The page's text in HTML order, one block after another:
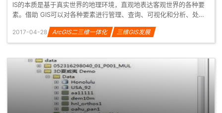
IS的本质是基于真实世界的地理环境，直观地表达客观世界的各种要
素。借助 GIS可以对各种要素进行管理、查询、可视化和分析、处
2017-04-28 ArcGIS二三维一体化 三维GIS发展